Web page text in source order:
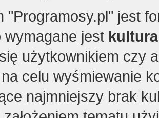
"Programosy.pl" jest
wymagane jest
użytkownikiem czy
celu wyśmiewanie
najmniejszy brak